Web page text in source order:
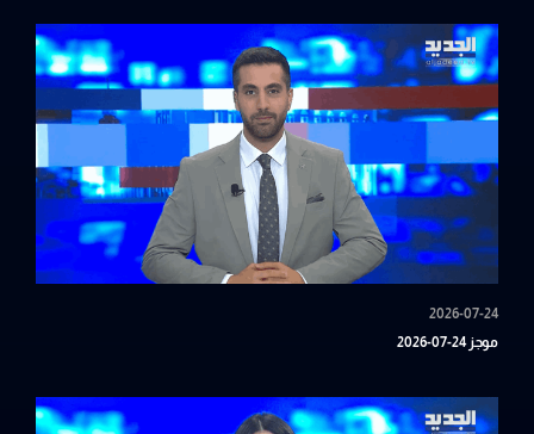
2026-07-24
موجز 24-07-2026